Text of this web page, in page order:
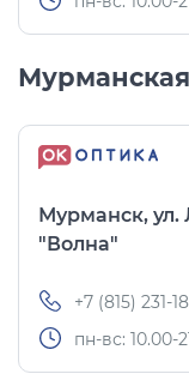
Мурманск, ул.
"Волна"
+7 (815) 231-
пн-вс: 10.00-